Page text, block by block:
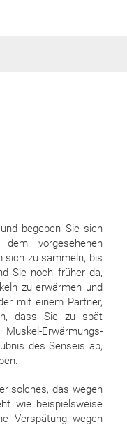
begeben Sie sich
vorgesehenen
sich zu sammeln, bis
Sie noch früher da,
zu erwärmen und
mit einem Partner,
dass Sie zu spät
Erwärmungs-
des Senseis ab,
solches, das wegen
wie beispielsweise
Verspätung wegen